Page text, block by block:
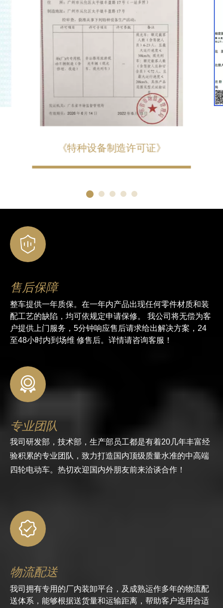
《特种设备制造许可证》
售后保障
整车提供一年质保。在一年内产品出现任何零件材质和装
配工艺的缺陷，均可依规定申请保修。 我公司将无偿为客
户提供上门服务，5分钟响应售后请求给出解决方案，24
至48小时内到场维 修售后。详情请咨询客服！
专业团队
我司研发部，技术部，生产部员工都是有着20几年丰富经
验积累的专业团队，致力打造国内顶级质量水准的中高端
四轮电动车。热切欢迎国内外朋友前来洽谈合作！
物流配送
我司拥有专用的厂内装卸平台，及成熟运作多年的物流配
送体系，能够根据送货量和运输距离，帮助客户选用合适